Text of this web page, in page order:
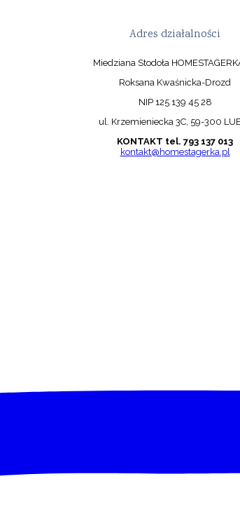
Adres działalności
Miedziana Stodoła
Roksana Kwaśnicka-Drozd
NIP 125 139 45 28
ul. Krzemieniecka 3C, 59-300
KONTAKT tel. 793 137 013
kontakt@homestagerka.pl